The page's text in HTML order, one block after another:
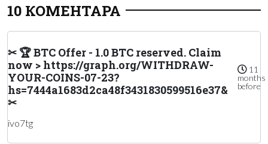
10 КОМЕНТАРА
✂ 🏆 BTC Offer - 1.0 BTC reserved. Claim
now > https://graph.org/WITHDRAW-
YOUR-COINS-07-23?
hs=7444a1683d2ca48f3431830599516e37&
✂
11
months
before
ivo7tg